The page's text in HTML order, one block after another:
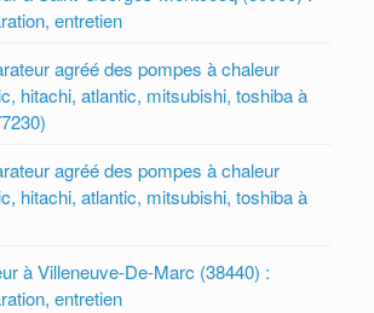
entretien
agréé des pompes à chaleur
hitachi, atlantic, mitsubishi, toshiba à
agréé des pompes à chaleur
hitachi, atlantic, mitsubishi, toshiba à
à Villeneuve-De-Marc (38440) :
entretien